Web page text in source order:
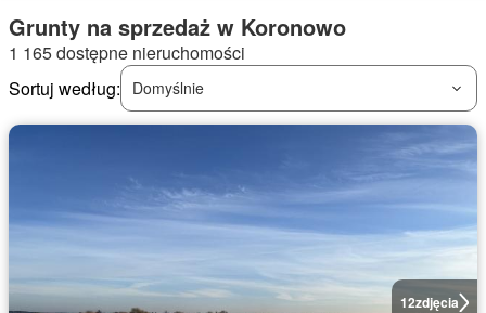
Grunty na sprzedaż w Koronowo
1 165 dostępne nieruchomości
Sortuj według:
Domyślnie
12zdjęcia